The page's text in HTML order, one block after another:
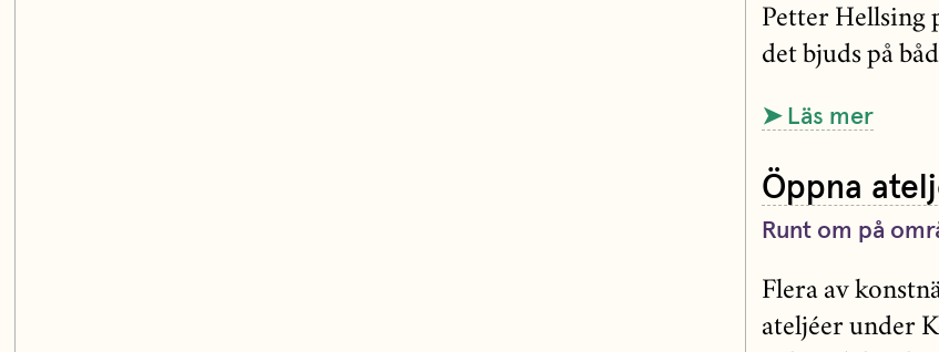
Petter Hellsing
det bjuds på
➤ Läs mer
Öppna
Runt om på
Flera av
ateljéer under